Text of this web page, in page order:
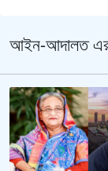
আইন-আদালত এর